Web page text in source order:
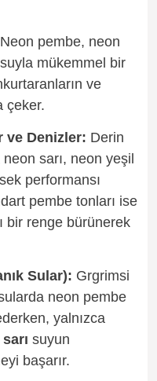
Neon pembe, neon
mükemmel bir
ve
çeker.
ve Denizler: Derin
sarı, neon yeşil
performansı
pembe tonları ise
bir renge bürünerek
Sular): Grgrimsi
neon pembe
yalnızca
suyun
başarır.